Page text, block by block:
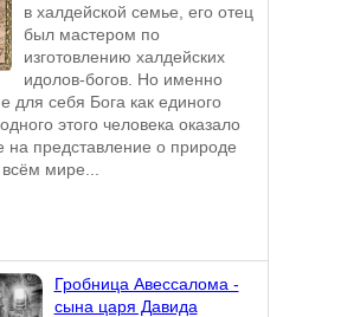
в халдейской семье, его отец
был мастером по
изготовлению халдейских
идолов-богов. Но именно
для себя Бога как единого
этого человека оказало
на представление о природе
мире...
Гробница Авессалома -
сына царя Давида